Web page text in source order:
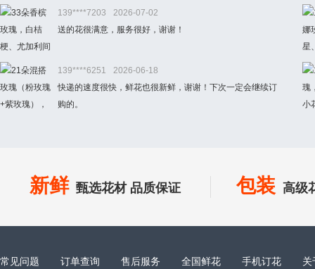
139****7203
2026-07-02
送的花很满意，服务很好，谢谢！
139****6251
2026-06-18
快递的速度很快，鲜花也很新鲜，谢谢！下次一定会继续订
购的。
新鲜 甄选花材 品质保证 包装 高级
常见问题 订单查询 售后服务 全国鲜花 手机订花 关